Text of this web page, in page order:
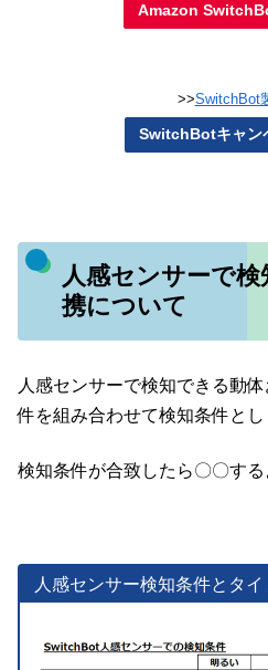
Amazon
>>SwitchBot
SwitchBotキャン
人感センサーで
携について
人感センサーで検知できる動
件を組み合わせて検知条件とし
検知条件が合致したら〇〇する
人感センサー検知条件とタイ